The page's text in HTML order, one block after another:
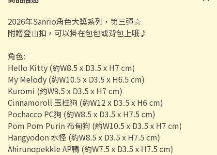
2026年Sanrio角色大獎系列，第三彈☆
附贈登山扣，可以掛在包包或背包上哦♪
角色:
Hello Kitty (約W8.5 x D3.5 x H7 cm)
My Melody (約W10.5 x D3.5 x H6.5 cm)
Kuromi (約W9.5 x D3.5 x H7 cm)
Cinnamoroll 玉桂狗 (約W12 x D3.5 x H6 cm)
Pochacco PC狗 (約W8.5 x D3.5 x H7.5 cm)
Pom Pom Purin 布甸狗 (約W10.5 x D3.5 x H7 cm)
Hangyodon 水怪 (約W8.5 x D3.5 x H7.5 cm)
Ahirunopekkle AP鴨 (約W7.5 x D3.5 x H7.5 cm)